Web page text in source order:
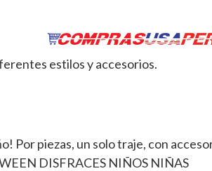
estilos y accesorios.
Por piezas, un solo traje, con